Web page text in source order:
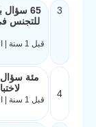
3
65
قبل 1 سنة | المشاهدات: 466 | الحجم: 247.6KB
4
مئة سؤال
قبل 1 سنة | المشاهدات: 696 | الحجم: 306.6KB